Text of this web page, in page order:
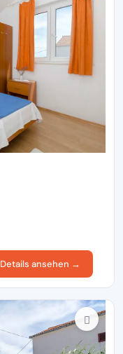
Details ansehen →